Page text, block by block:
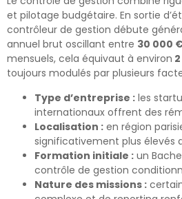
et pilotage budgétaire. En sortie
contrôleur de gestion débute
annuel brut oscillant entre 30 000
mensuels, cela équivaut à environ
toujours modulés par plusieurs
Type d’entreprise : les
internationaux offrent des
Localisation : en région
significativement plus élevés
Formation initiale : un
contrôle de gestion
Nature des missions :